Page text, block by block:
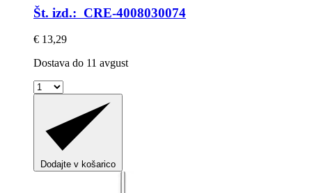
Št. izd.: CRE-4008030074
€ 13,29
Dostava do 11 avgust
Dodajte v košarico